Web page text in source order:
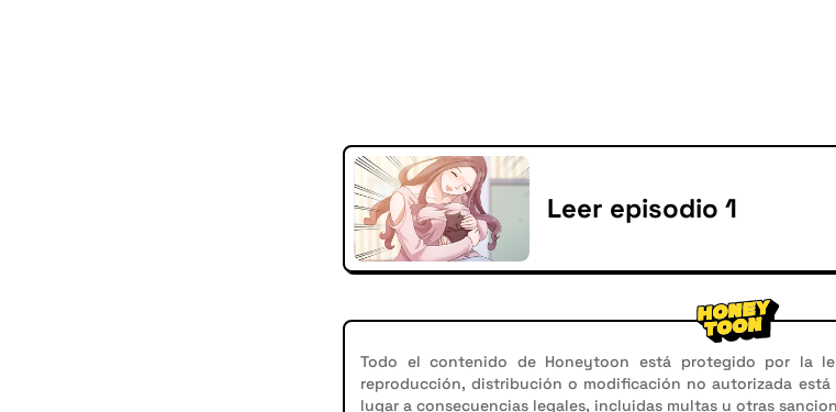
Leer episodio 1
Todo el contenido de Honeytoon está protegido por la
reproducción, distribución o modificación no autorizada
lugar a consecuencias legales, incluidas multas u otras